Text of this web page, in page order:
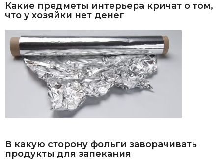
Какие предметы интерьера кричат о том,
что у хозяйки нет денег
В какую сторону фольги заворачивать
продукты для запекания